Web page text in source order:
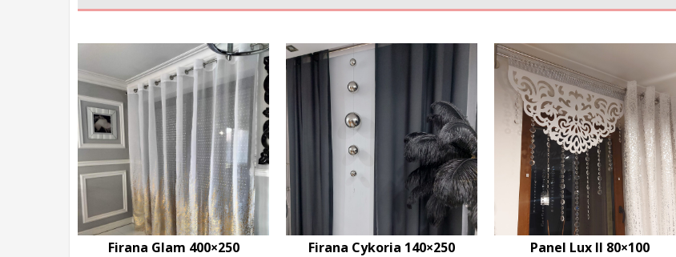
Firana Glam 400×250 Firana Cykoria 140×250 Panel Lux II 80×100